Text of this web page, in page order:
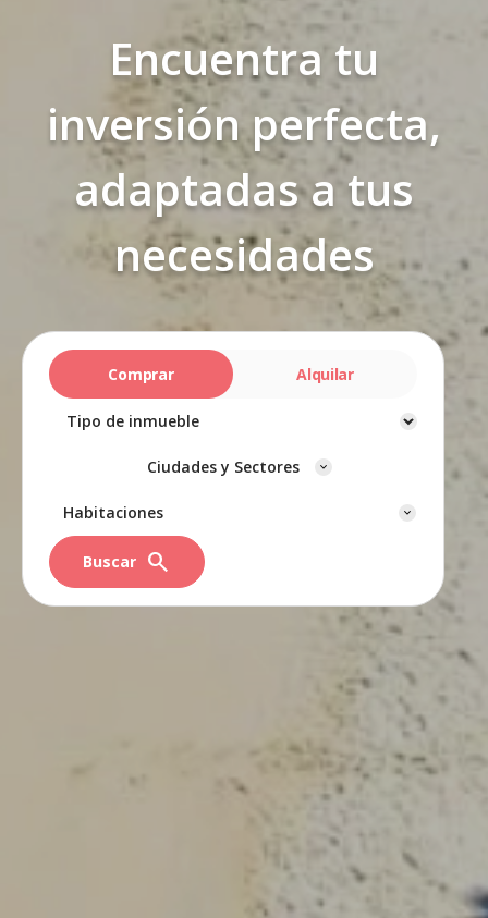
Encuentra tu
inversión perfecta,
adaptadas a tus
necesidades
Comprar Alquilar
Ciudades y Sectores
Habitaciones
search